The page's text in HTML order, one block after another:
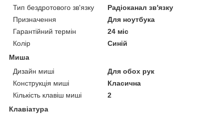
Тип бездротового зв'язку
Радіоканал зв'язку
Призначення
Для ноутбука
Гарантійний термін
24 міс
Колір
Синій
Миша
Дизайн миші
Для обох рук
Конструкція миші
Класична
Кількість клавіш миші
2
Клавіатура